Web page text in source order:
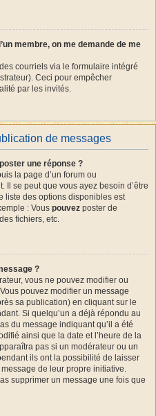
membre, on me demande de me
courriels via le formulaire intégré
Ceci pour empêcher
par les invités.
de messages
une réponse ?
la page d’un forum ou
Il se peut que vous ayez besoin d’être
liste des options disponibles est
: Vous pouvez poster de
fichiers, etc.
?
vous ne pouvez modifier ou
pouvez modifier un message
sa publication) en cliquant sur le
Si quelqu’un a déjà répondu au
du message indiquant qu’il a été
ainsi que la date et l’heure de la
pas si un modérateur ou un
ils ont la possibilité de laisser
de leur propre initiative.
supprimer un message une fois que